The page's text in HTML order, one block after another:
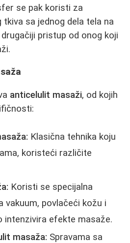
se pak koristi za
sa jednog dela tela na
pristup od onog koji
anticelulit masaži, od kojih
Klasična tehnika koju
koristeći različite
Koristi se specijalna
vakuum, povlačeći kožu i
intenzivira efekte masaže.
masaža: Spravama sa